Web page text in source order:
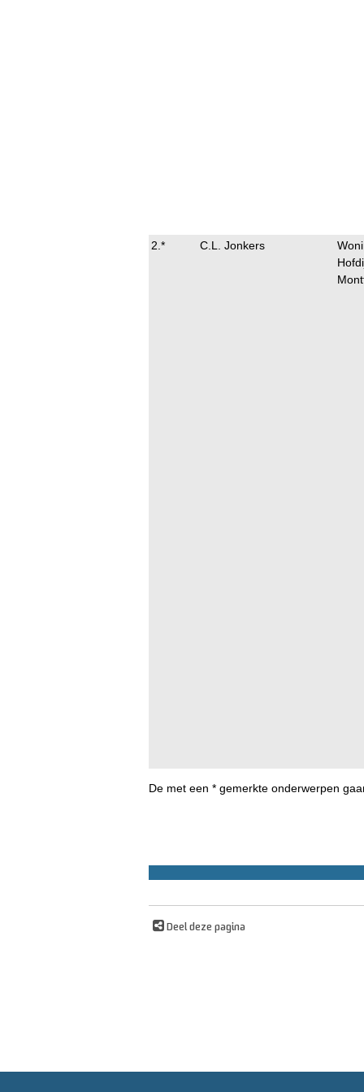
2.* C.L. Jonkers
De met een * gemerkte onderwerpen
Deel deze pagina